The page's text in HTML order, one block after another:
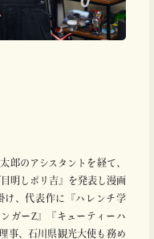
郎のアシスタントを経て、
明しポリ吉』を発表し漫画
け、代表作に『ハレンチ学
ガーZ』『キューティーハ
事、石川県観光大使も務め